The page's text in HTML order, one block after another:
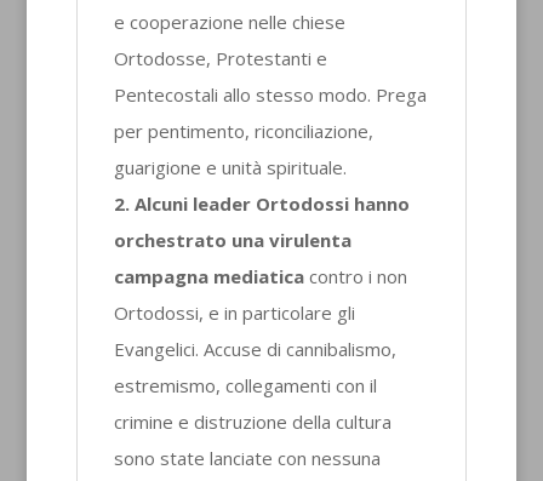
e cooperazione nelle chiese
Ortodosse, Protestanti e
Pentecostali allo stesso modo. Prega
per pentimento, riconciliazione,
guarigione e unità spirituale.
2. Alcuni leader Ortodossi hanno
orchestrato una virulenta
campagna mediaticacontro i non
Ortodossi, e in particolare gli
Evangelici. Accuse di cannibalismo,
estremismo, collegamenti con il
crimine e distruzione della cultura
sono state lanciate con nessuna